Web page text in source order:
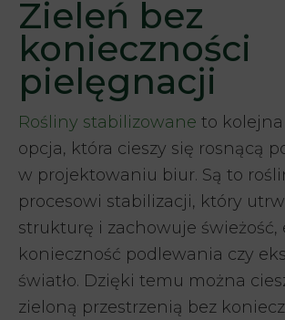
Zieleń bez
konieczności
pielęgnacji
Rośliny stabilizowane to
opcja, która cieszy się rosnącą
w projektowaniu biur. Są to
procesowi stabilizacji, który
strukturę i zachowuje
konieczność podlewania czy
światło. Dzięki temu można
zieloną przestrzenią bez